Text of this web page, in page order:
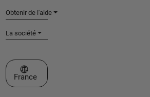
Obtenir de l'aide
La société
Sélectionner un site web
France